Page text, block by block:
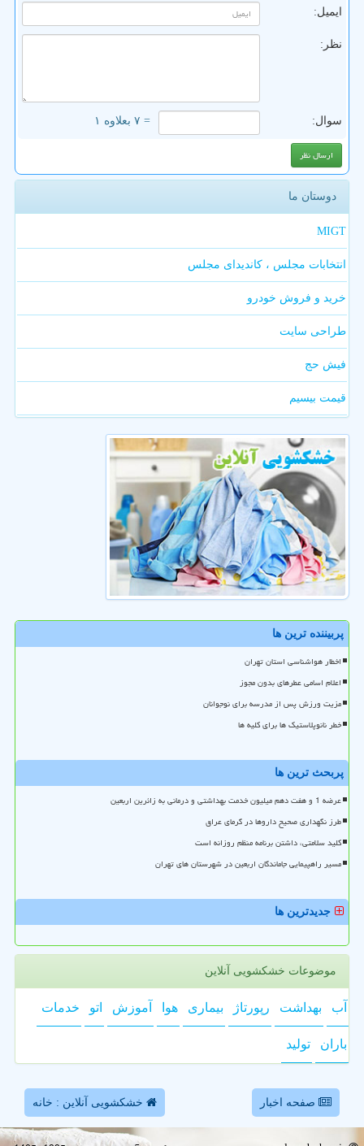
ایمیل:
نظر:
سوال: = ۷ بعلاوه ۱
دوستان ما
MIGT
انتخابات مجلس ، کاندیدای مجلس
خرید و فروش خودرو
طراحی سایت
فیش حج
قیمت بیسیم
پربیننده ترین ها
اخطار هواشناسی استان تهران
اعلام اسامی عطرهای بدون مجوز
مزیت ورزش پس از مدرسه برای نوجوانان
خطر نانوپلاستیک ها برای کلیه ها
پربحث ترین ها
عرضه 1 و هفت دهم میلیون خدمت بهداشتی و درمانی به زائرین اربعین
طرز نگهداری صحیح داروها در گرمای عراق
کلید سلامتی، داشتن برنامه منظم روزانه است
مسیر راهپیمایی جاماندگان اربعین در شهرستان های تهران
جدیدترین ها
موضوعات خشکشویی آنلاین
آب بهداشت رپورتاژ بیماری هوا آموزش اتو خدمات
باران تولید
صفحه اخبار خشکشویی آنلاین : خانه